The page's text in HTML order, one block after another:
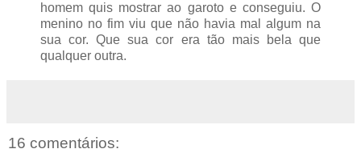
homem quis mostrar ao garoto e conseguiu. O
menino no fim viu que não havia mal algum na
sua cor. Que sua cor era tão mais bela que
qualquer outra.
16 comentários: